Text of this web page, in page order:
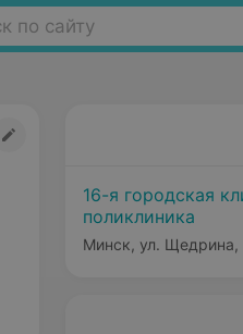
по сайту
16-я городская
поликлиника
Минск, ул. Щедрина,